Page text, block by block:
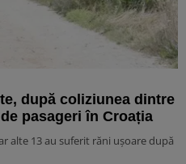
după coliziunea dintre
pasageri în Croația
alte 13 au suferit răni ușoare după